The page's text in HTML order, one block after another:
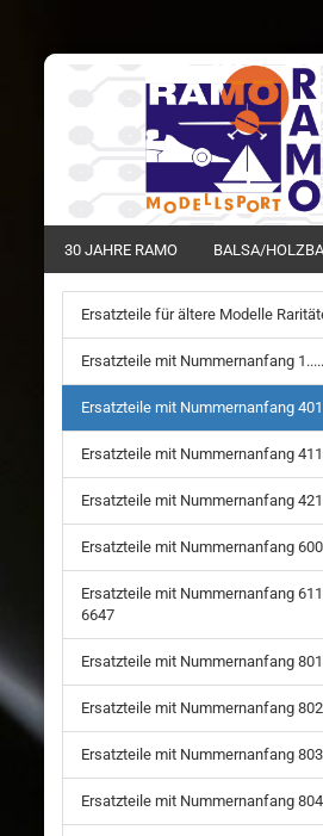
30 JAHRE RAMO BALSA/
Ersatzteile für ältere Modelle
Ersatzteile mit Nummernanfang 1.....
Ersatzteile mit Nummernanfang
Ersatzteile mit Nummernanfang
Ersatzteile mit Nummernanfang
Ersatzteile mit Nummernanfang
Ersatzteile mit Nummernanfang
6647
Ersatzteile mit Nummernanfang
Ersatzteile mit Nummernanfang
Ersatzteile mit Nummernanfang
Ersatzteile mit Nummernanfang